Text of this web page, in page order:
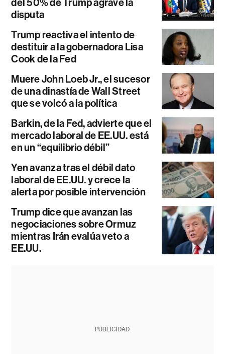
disputa
Trump reactiva el intento de
destituir a la gobernadora Lisa
Cook de la Fed
Muere John Loeb Jr., el sucesor
de una dinastía de Wall Street
que se volcó a la política
Barkin, de la Fed, advierte que el
mercado laboral de EE.UU. está
en un “equilibrio débil”
Yen avanza tras el débil dato
laboral de EE.UU. y crece la
alerta por posible intervención
Trump dice que avanzan las
negociaciones sobre Ormuz
mientras Irán evalúa veto a
EE.UU.
PUBLICIDAD